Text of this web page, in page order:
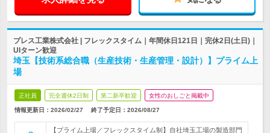
プレス工業株式会社 | フレックスタイム｜年間休日121日｜完休2日(土日)｜
UIターン歓迎
埼玉【技術系総合職（生産技術・生産管理・設計）】プライム上
場
正社員 完全週休2日制 第二新卒歓迎 女性のおしごと掲載中
情報更新日：2026/02/27 終了予定日： 2026/08/27
【プライム上場／フレックスタイム制】自社埼玉工場の製造部門